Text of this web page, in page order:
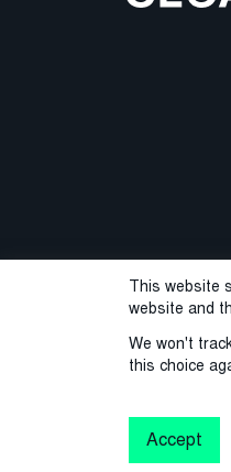
This website
website and
We won't
this choice
Accept